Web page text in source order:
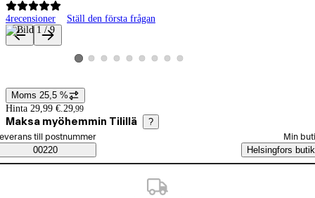
4recensioner Ställ den första frågan
Produktbilder och videor
Visa produktbild 1
Visa produktbild 2
Visa produktbild 3
Visa produktbild 4
Visa produktbild 5
Visa produktbild 6
Visa produktbild 7
Visa produktbild 8
Visa produktbild 9
Prisinformation
Moms 25,5 %
Hinta 29,99 €. 29,99
Maksa myöhemmin Tilillä ?
Saatavuustiedot
beställningssätt
till postnummer
00220
Min
Helsingfors butik